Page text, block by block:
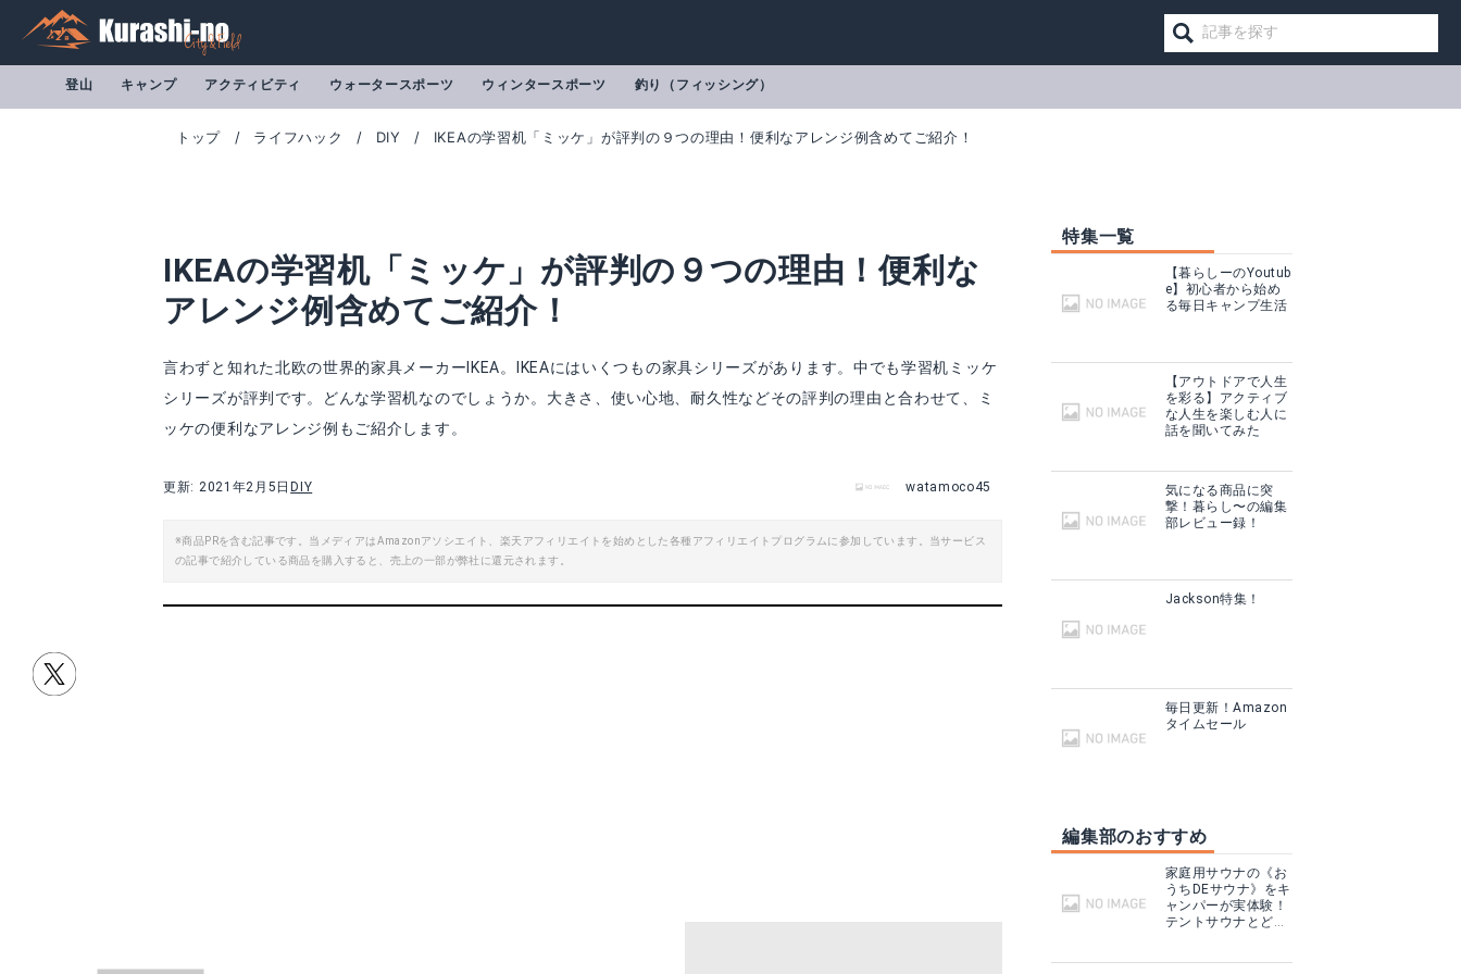
登山 キャンプ アクティビティ ウォータースポーツ ウィンタースポーツ 釣り（フィッシング）
トップ ライフハック DIY IKEAの学習机「ミッケ」が評判の９つの理由！便利なアレンジ例含めてご紹介！
IKEAの学習机「ミッケ」が評判の９つの理由！便利な
アレンジ例含めてご紹介！
言わずと知れた北欧の世界的家具メーカーIKEA。IKEAにはいくつもの家具シリーズがあります。中でも学習机ミッケ
シリーズが評判です。どんな学習机なのでしょうか。大きさ、使い心地、耐久性などその評判の理由と合わせて、ミ
ッケの便利なアレンジ例もご紹介します。
更新: 2021年2月5日 DIY watamoco45
※商品PRを含む記事です。当メディアはAmazonアソシエイト、楽天アフィリエイトを始めとした各種アフィリエイトプログラムに参加しています。当サービス
の記事で紹介している商品を購入すると、売上の一部が弊社に還元されます。
特集一覧
【暮らしーのYoutub
e】初心者から始め
る毎日キャンプ生活
【アウトドアで人生
を彩る】アクティブ
な人生を楽しむ人に
話を聞いてみた
気になる商品に突
撃！暮らし〜の編集
部レビュー録！
Jackson特集！
毎日更新！Amazon
タイムセール
編集部のおすすめ
家庭用サウナの《お
うちDEサウナ》をキ
ャンパーが実体験！
テントサウナとどこ